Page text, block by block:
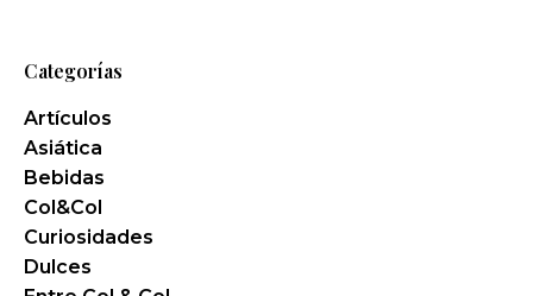
Categorías
Artículos
Asiática
Bebidas
Col&Col
Curiosidades
Dulces